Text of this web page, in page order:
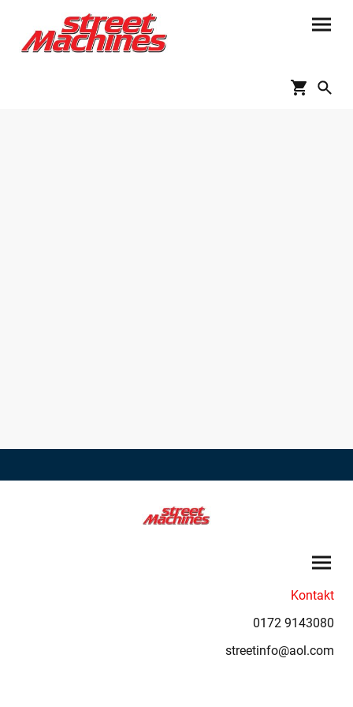
Kontakt
0172 9143080
streetinfo@aol.com